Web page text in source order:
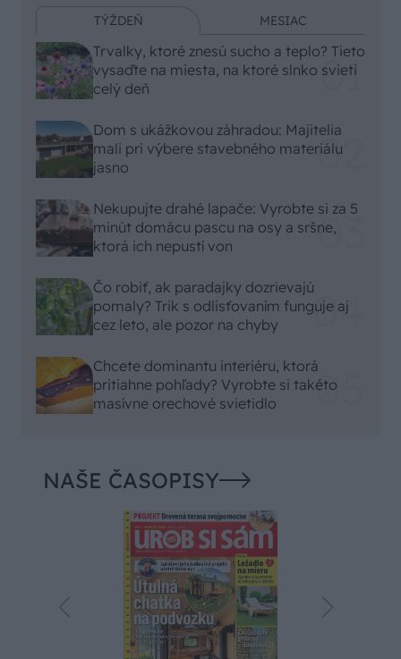
TÝŽDEŇ MESIAC
Trvalky, ktoré znesú sucho a teplo? Tieto
vysaďte na miesta, na ktoré slnko svieti
celý deň
Dom s ukážkovou záhradou: Majitelia
mali pri výbere stavebného materiálu
jasno
Nekupujte drahé lapače: Vyrobte si za 5
minút domácu pascu na osy a sršne,
ktorá ich nepustí von
Čo robiť, ak paradajky dozrievajú
pomaly? Trik s odlisťovaním funguje aj
cez leto, ale pozor na chyby
Chcete dominantu interiéru, ktorá
pritiahne pohľady? Vyrobte si takéto
masívne orechové svietidlo
NAŠE ČASOPISY